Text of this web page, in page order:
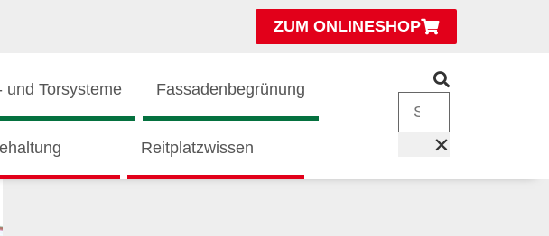
ZUM ONLINESHOP
und Torsysteme Fassadenbegrünung
Reitplatzwissen